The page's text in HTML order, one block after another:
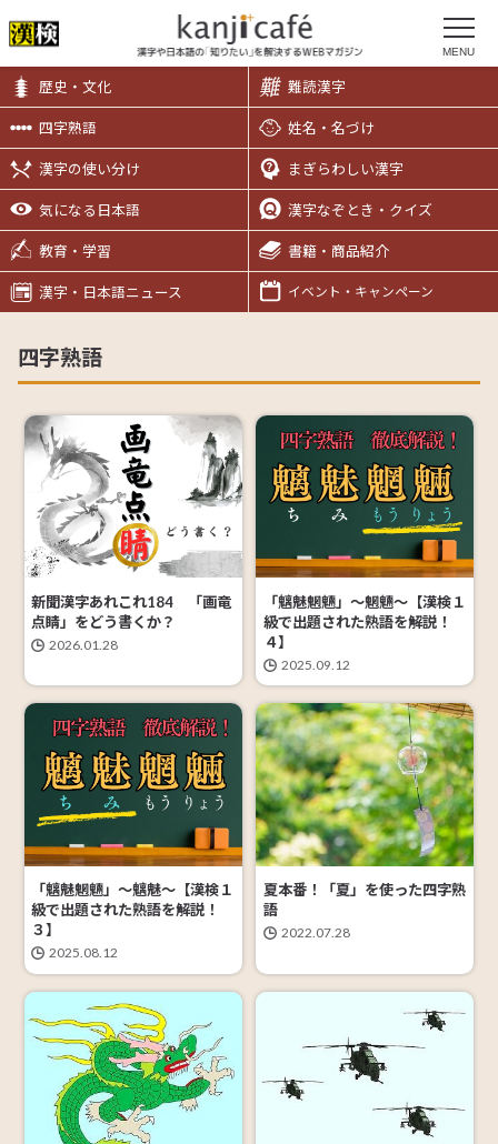
MENU
歴史・文化 難読漢字
四字熟語 姓名・名づけ
漢字の使い分け まぎらわしい漢字
気になる日本語 漢字なぞとき・クイズ
教育・学習 書籍・商品紹介
漢字・日本語ニュース イベント・キャンペーン
四字熟語
新聞漢字あれこれ184 「画竜
点睛」をどう書くか？
2026.01.28
「魑魅魍魎」～魍魎～【漢検１
級で出題された熟語を解説！
４】
2025.09.12
「魑魅魍魎」～魑魅～【漢検１
級で出題された熟語を解説！
３】
2025.08.12
夏本番！「夏」を使った四字熟
語
2022.07.28